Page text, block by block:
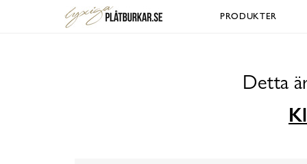
PRODUKTER
Detta